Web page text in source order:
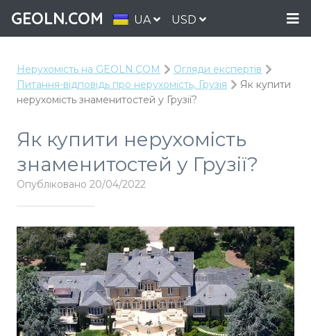
GEOLN.COM UA USD
Нерухомість на GEOLN.COM
Огляди експертів
Питання-відповідь про нерухомість, Грузія
Як купити
нерухомість знаменитостей у Грузії?
Як купити нерухомість
знаменитостей у Грузії?
Опубліковано 20/04/2022